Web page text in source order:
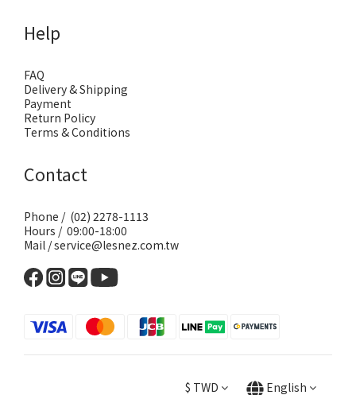
Help
FAQ
Delivery & Shipping
Payment
Return Policy
Terms & Conditions
Contact
Phone / (02) 2278-1113
Hours / 09:00-18:00
Mail / service@lesnez.com.tw
$ TWD English